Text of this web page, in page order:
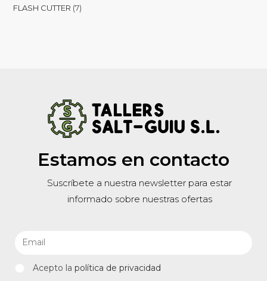
FLASH CUTTER 7
Estamos en contacto
Suscríbete a nuestra newsletter para estar
informado sobre nuestras ofertas
Acepto la política de privacidad